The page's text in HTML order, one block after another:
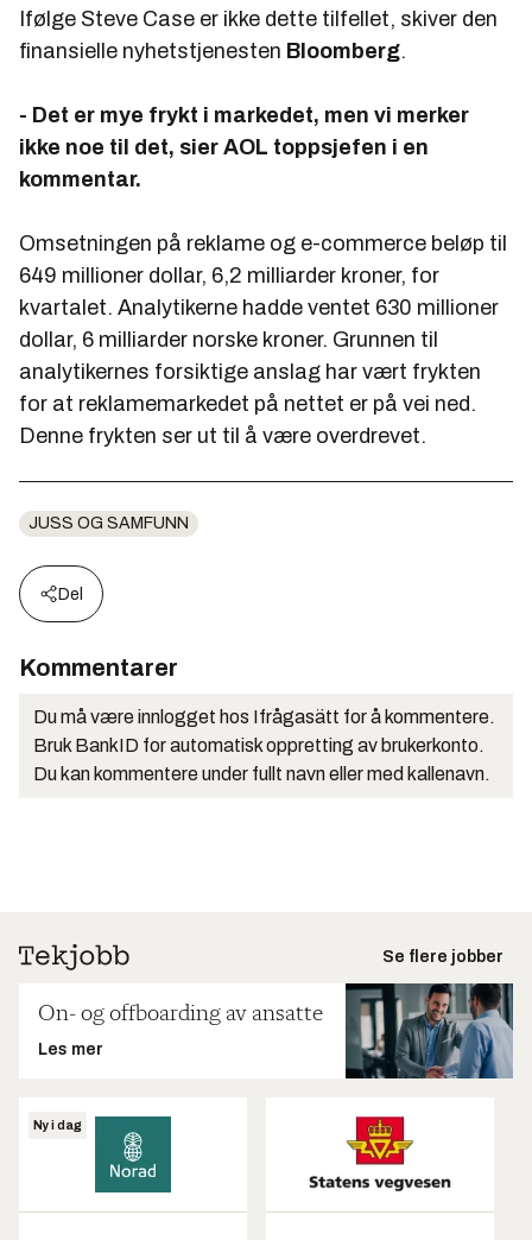
Ifølge Steve Case er ikke dette tilfellet, skiver den
finansielle nyhetstjenesten Bloomberg.
- Det er mye frykt i markedet, men vi merker
ikke noe til det, sier AOL toppsjefen i en
kommentar.
Omsetningen på reklame og e-commerce beløp til
649 millioner dollar, 6,2 milliarder kroner, for
kvartalet. Analytikerne hadde ventet 630 millioner
dollar, 6 milliarder norske kroner. Grunnen til
analytikernes forsiktige anslag har vært frykten
for at reklamemarkedet på nettet er på vei ned.
Denne frykten ser ut til å være overdrevet.
JUSS OG SAMFUNN
Del
Kommentarer
Du må være innlogget hos Ifrågasätt for å kommentere.
Bruk BankID for automatisk oppretting av brukerkonto.
Du kan kommentere under fullt navn eller med kallenavn.
Se flere jobber
On- og offboarding av ansatte
Les mer
Ny i dag